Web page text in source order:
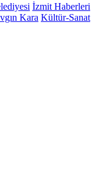
İzmit Haberleri
Kara Kültür-Sanat